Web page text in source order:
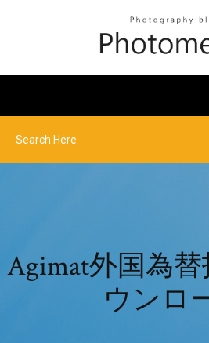
Agimat外国為
ウンロ